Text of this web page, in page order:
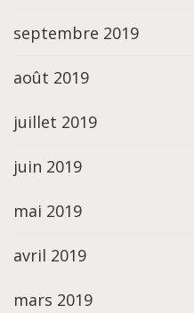
septembre 2019
août 2019
juillet 2019
juin 2019
mai 2019
avril 2019
mars 2019